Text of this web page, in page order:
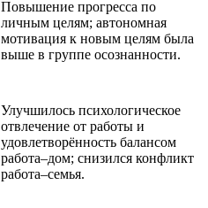
Повышение прогресса по
личным целям; автономная
мотивация к новым целям была
выше в группе осознанности​.
Улучшилось психологическое
отвлечение от работы и
удовлетворённость балансом
работа–дом; снизился конфликт
работа–семья.